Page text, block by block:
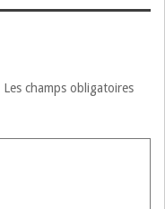
Les champs obligatoires